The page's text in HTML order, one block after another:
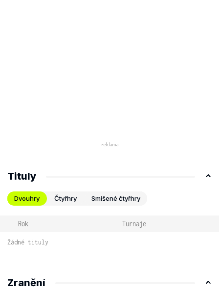
Tituly
Dvouhry Čtyřhry Smíšené čtyřhry
Rok Turnaje
Žádné tituly
Zranění